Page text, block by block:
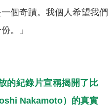
個奇蹟。我個人希望我們
。」
的紀錄片宣稱揭開了比
Nakamoto）的真實